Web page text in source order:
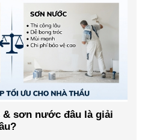
sơn nước đâu là giải